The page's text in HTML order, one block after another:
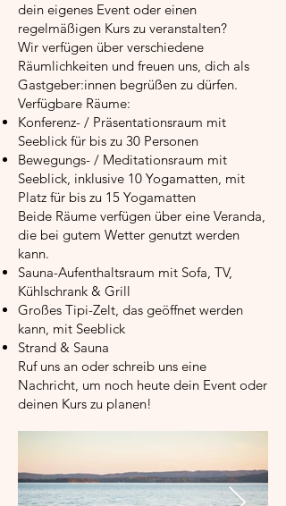
dein eigenes Event oder einen
regelmäßigen Kurs zu veranstalten?
Wir verfügen über verschiedene
Räumlichkeiten und freuen uns, dich als
Gastgeber:innen begrüßen zu dürfen.
Verfügbare Räume:
Konferenz- / Präsentationsraum mit
Seeblick für bis zu 30 Personen
Bewegungs- / Meditationsraum mit
Seeblick, inklusive 10 Yogamatten, mit
Platz für bis zu 15 Yogamatten
Beide Räume verfügen über eine Veranda,
die bei gutem Wetter genutzt werden
kann.
Sauna-Aufenthaltsraum mit Sofa, TV,
Kühlschrank & Grill
Großes Tipi-Zelt, das geöffnet werden
kann, mit Seeblick
Strand & Sauna
Ruf uns an oder schreib uns eine
Nachricht, um noch heute dein Event oder
deinen Kurs zu planen!